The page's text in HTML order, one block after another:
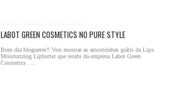
LABOT GREEN COSMETICS NO PURE STYLE
Bom dia bloguetes!! Vim mostrar as amostrinhas grátis da Lipx
Moisturizing Lipbutter que recebi da empresa Labot Green
Cosmetics . ...